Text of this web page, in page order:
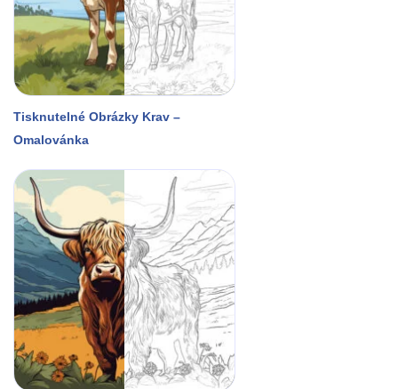
Tisknutelné Obrázky Krav –
Omalovánka